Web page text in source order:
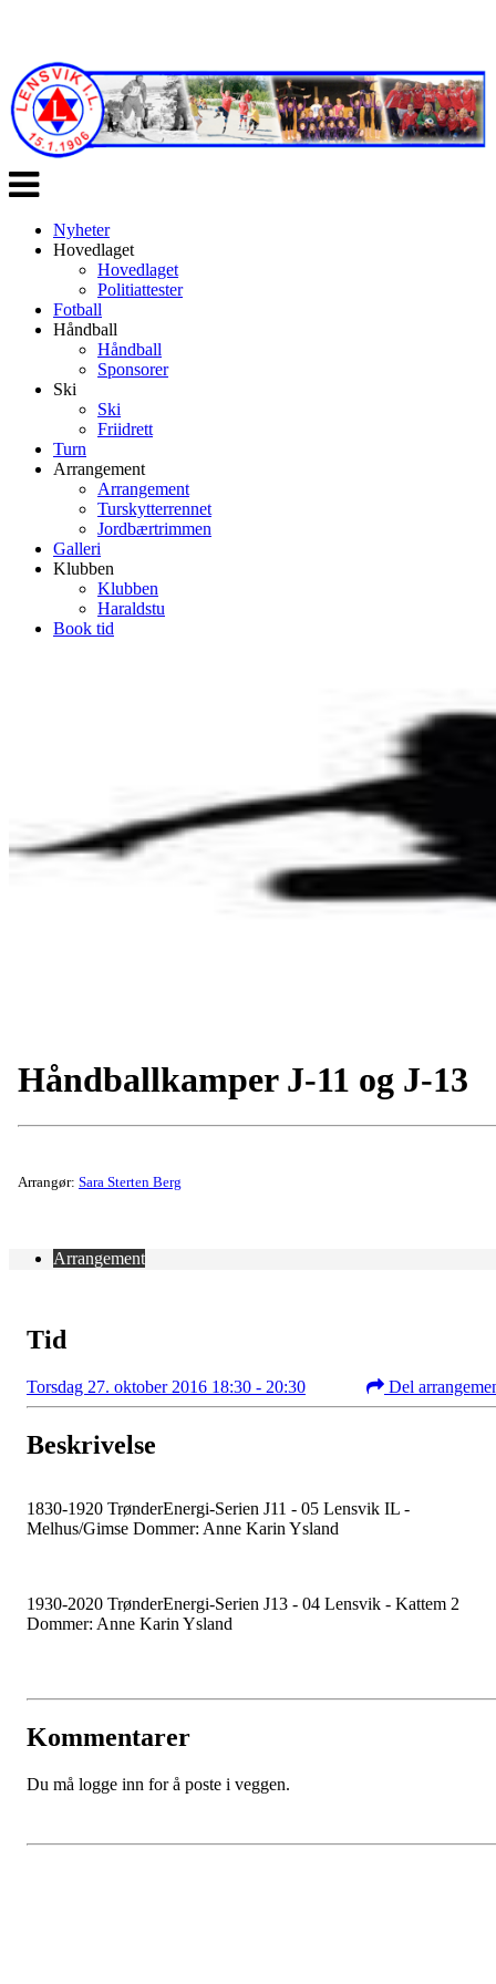
Veksle
navigasjon
Nyheter
Hovedlaget
Hovedlaget
Politiattester
Fotball
Håndball
Håndball
Sponsorer
Ski
Ski
Friidrett
Turn
Arrangement
Arrangement
Turskytterrennet
Jordbærtrimmen
Galleri
Klubben
Klubben
Haraldstu
Book tid
Håndballkamper J-11 og J-13
Arrangør: Sara Sterten Berg
Arrangement
Tid
Torsdag 27. oktober 2016 18:30 - 20:30 Del
Beskrivelse
1830-1920 TrønderEnergi-Serien J11 - 05 Lensvik IL -
Melhus/Gimse Dommer: Anne Karin Ysland
1930-2020 TrønderEnergi-Serien J13 - 04 Lensvik - Kattem 2
Dommer: Anne Karin Ysland
Kommentarer
Du må logge inn for å poste i veggen.